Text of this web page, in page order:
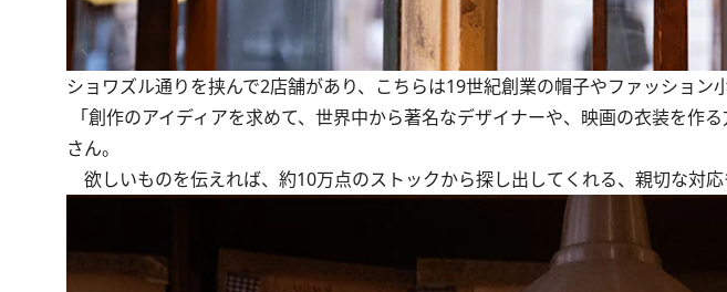
ショワズル通りを挟んで2店舗があり、こちらは19世紀創業の帽子やファッション
「創作のアイディアを求めて、世界中から著名なデザイナーや、映画の衣装を作
さん。
欲しいものを伝えれば、約10万点のストックから探し出してくれる、親切な対応